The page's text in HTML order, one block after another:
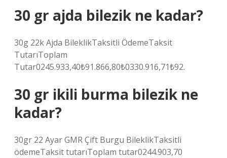
30 gr ajda bilezik ne kadar?
30g 22k Ajda BileklikTaksitli ÖdemeTaksit
TutarıToplam
Tutar0245.933,40₺91.866,80₺0330.916,71₺92.
30 gr ikili burma bilezik ne
kadar?
30gr 22 Ayar GMR Çift Burgu BileklikTaksitli
ödemeTaksit tutarıToplam tutar0244.903,70